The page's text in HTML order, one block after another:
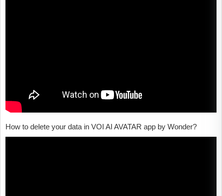
How to delete your data in VOI AI AVATAR app by Wonder?